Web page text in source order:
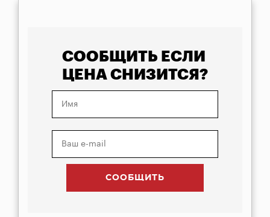
СООБЩИТЬ ЕСЛИ
ЦЕНА СНИЗИТСЯ?